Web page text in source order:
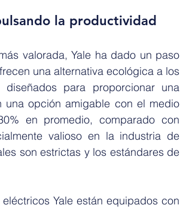
la productividad
valorada, Yale ha dado un paso
una alternativa ecológica a los
para proporcionar una
opción amigable con el medio
en promedio, comparado con
valioso en la industria de
son estrictas y los estándares de
Yale están equipados con